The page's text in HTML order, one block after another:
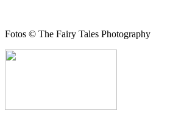
Fotos © The Fairy Tales Photography